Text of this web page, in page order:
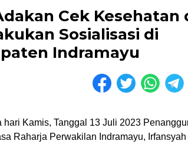
Cek Kesehatan
Sosialisasi di
Indramayu
hari Kamis, Tanggal 13 Juli 2023
Raharja Perwakilan Indramayu,